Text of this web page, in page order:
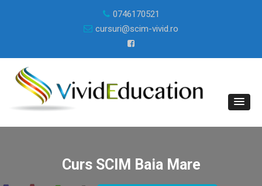
0746170521
cursuri@scim-vivid.ro
Curs SCIM Baia Mare